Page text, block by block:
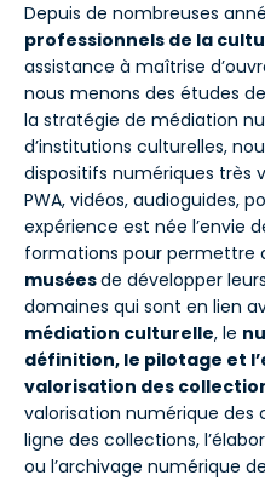
Depuis de nombreuses
professionnels de la
assistance à maîtrise
nous menons des études
la stratégie de médiation
d’institutions culturelles,
dispositifs numériques très
PWA, vidéos, audioguides,
expérience est née l’envie
formations pour permettre
muséesde développer
domaines qui sont en lien
médiation culturelle, le
définition, le pilotage et
valorisation des
valorisation numérique des
ligne des collections,
ou l’archivage numérique